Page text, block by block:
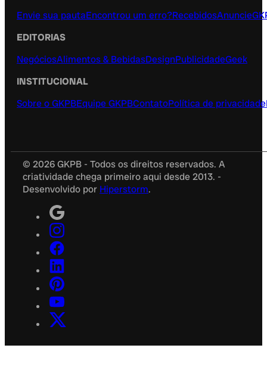
Envie sua pautaEncontrou um erro?RecebidosAnuncie
EDITORIAS
NegóciosAlimentos & BebidasDesignPublicidadeGeek
INSTITUCIONAL
Sobre o GKPBEquipe GKPBContatoPolítica de privacidade
© 2026 GKPB - Todos os direitos reservados. A
criatividade chega primeiro aqui desde 2013. -
Desenvolvido por Hiperstorm.